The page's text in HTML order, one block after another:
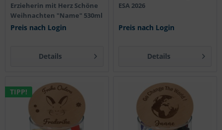
Erzieherin mit Herz Schöne
Weihnachten "Name" 530ml
Preis nach Login
Details
ESA 2026
Preis nach Login
Details
TIPP!